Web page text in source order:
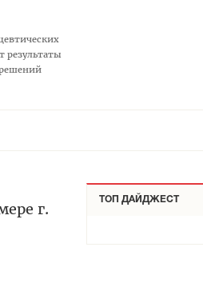
результаты
г.
ТОП ДАЙДЖЕСТ